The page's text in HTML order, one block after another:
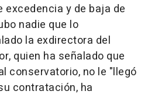
excedencia y de baja de
nadie que lo
la exdirectora del
quien ha señalado que
conservatorio, no le "llegó
contratación, ha